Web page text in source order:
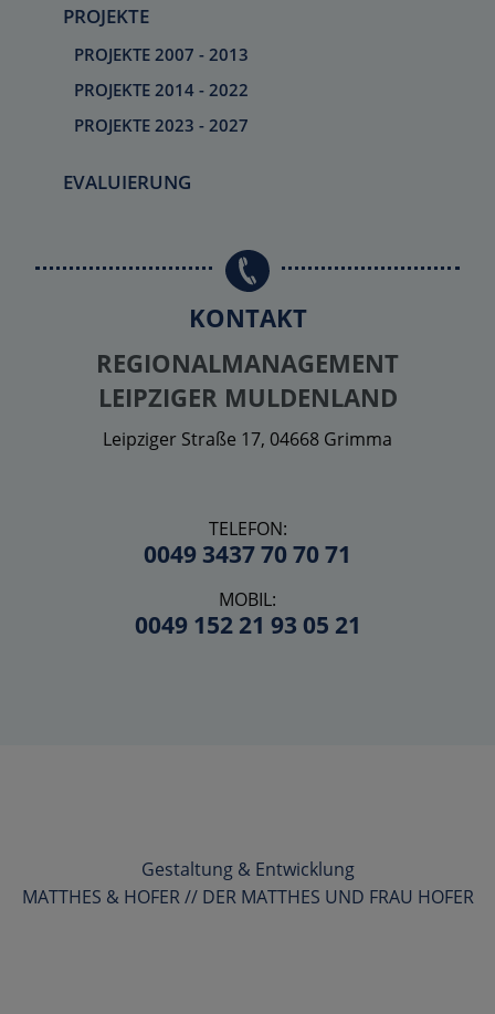
PROJEKTE
PROJEKTE 2007 - 2013
PROJEKTE 2014 - 2022
PROJEKTE 2023 - 2027
EVALUIERUNG
KONTAKT
REGIONALMANAGEMENT
LEIPZIGER MULDENLAND
Leipziger Straße 17, 04668 Grimma
TELEFON:
0049 3437 70 70 71
MOBIL:
0049 152 21 93 05 21
Gestaltung & Entwicklung
MATTHES & HOFER // DER MATTHES UND FRAU HOFER